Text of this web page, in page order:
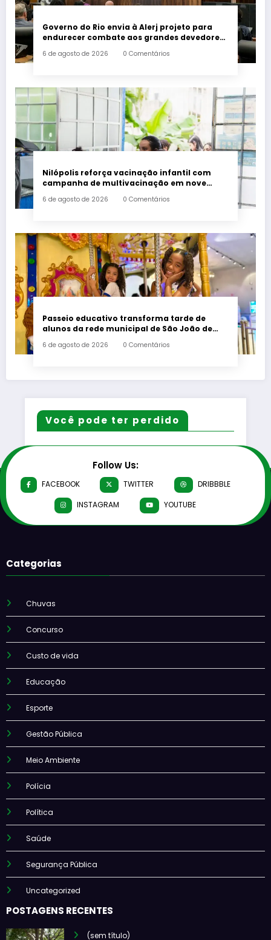
Governo do Rio envia à Alerj projeto para
endurecer combate aos grandes devedores
6 de agosto de 2026 0 Comentários
Nilópolis reforça vacinação infantil com
campanha de multivacinação em nove
6 de agosto de 2026 0 Comentários
Passeio educativo transforma tarde de
alunos da rede municipal de São João de
6 de agosto de 2026 0 Comentários
Você pode ter perdido
Follow Us:
FACEBOOK TWITTER
DRIBBBLE
INSTAGRAM
YOUTUBE
Categorias
Chuvas
Concurso
Custo de vida
Educação
Esporte
Gestão Pública
Meio Ambiente
Polícia
Política
Saúde
Segurança Pública
Uncategorized
POSTAGENS RECENTES
(sem título)